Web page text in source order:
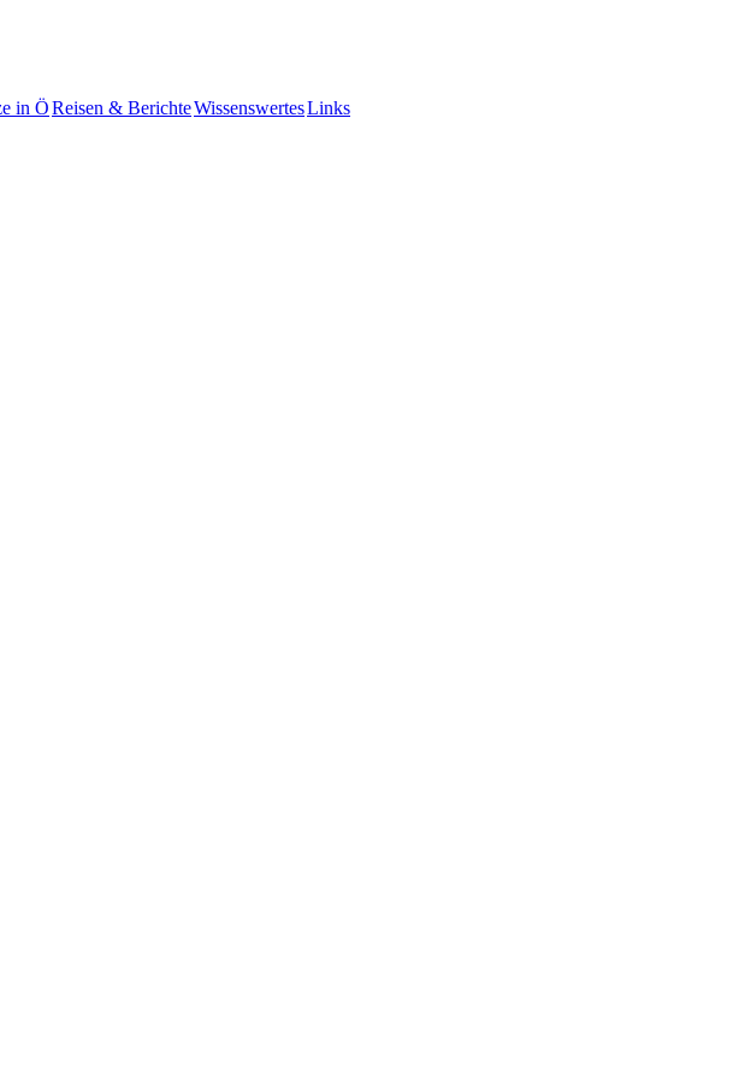
in ÖReisen & BerichteWissenswertesLinks